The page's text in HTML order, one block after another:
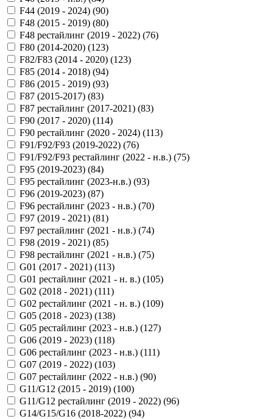
F44 (2019 - 2024) (90)
F48 (2015 - 2019) (80)
F48 рестайлинг (2019 - 2022) (76)
F80 (2014-2020) (123)
F82/F83 (2014 - 2020) (123)
F85 (2014 - 2018) (94)
F86 (2015 - 2019) (93)
F87 (2015-2017) (83)
F87 рестайлинг (2017-2021) (83)
F90 (2017 - 2020) (114)
F90 рестайлинг (2020 - 2024) (113)
F91/F92/F93 (2019-2022) (76)
F91/F92/F93 рестайлинг (2022 - н.в.) (75)
F95 (2019-2023) (84)
F95 рестайлинг (2023-н.в.) (93)
F96 (2019-2023) (87)
F96 рестайлинг (2023 - н.в.) (70)
F97 (2019 - 2021) (81)
F97 рестайлинг (2021 - н.в.) (74)
F98 (2019 - 2021) (85)
F98 рестайлинг (2021 - н.в.) (75)
G01 (2017 - 2021) (113)
G01 рестайлинг (2021 - н. в.) (105)
G02 (2018 - 2021) (111)
G02 рестайлинг (2021 - н. в.) (109)
G05 (2018 - 2023) (138)
G05 рестайлинг (2023 - н.в.) (127)
G06 (2019 - 2023) (118)
G06 рестайлинг (2023 - н.в.) (111)
G07 (2019 - 2022) (103)
G07 рестайлинг (2022 - н.в.) (90)
G11/G12 (2015 - 2019) (100)
G11/G12 рестайлинг (2019 - 2022) (96)
G14/G15/G16 (2018-2022) (94)